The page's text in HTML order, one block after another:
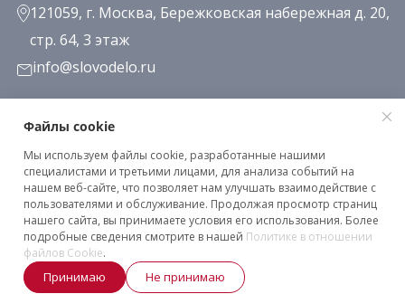
121059, г. Москва, Бережковская набережная д. 20,
стр. 64, 3 этаж
info@slovodelo.ru
Заказать звонок
Подписаться на рассылку
Клиентское соглашение
Политика конфиденциальности
2026 © «Словодело». Все права защищены
Файлы cookie
Мы используем файлы cookie, разработанные нашими
специалистами и третьими лицами, для анализа событий на
нашем веб-сайте, что позволяет нам улучшать взаимодействие с
пользователями и обслуживание. Продолжая просмотр страниц
нашего сайта, вы принимаете условия его использования. Более
подробные сведения смотрите в нашей Политике в отношении
файлов Cookie.
Принимаю Не принимаю